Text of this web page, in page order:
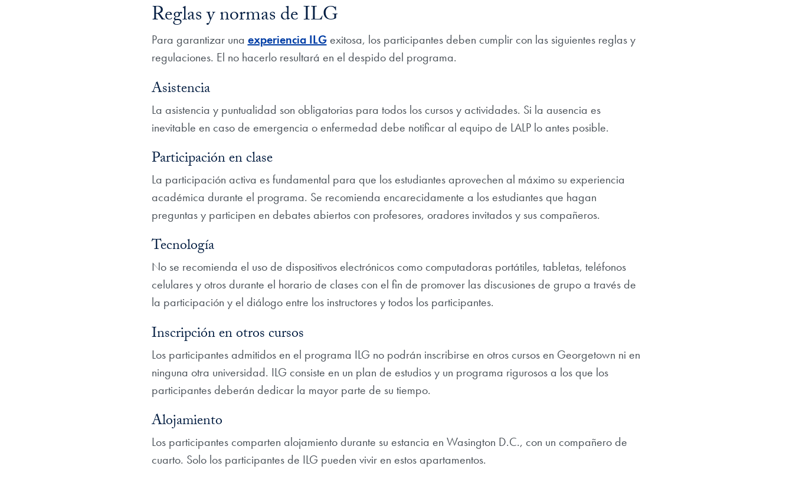
Reglas y normas de ILG
Para garantizar una experiencia ILGexitosa, los participantes deben cumplir con las siguientes reglas y
regulaciones. El no hacerlo resultará en el despido del programa.
Asistencia
La asistencia y puntualidad son obligatorias para todos los cursos y actividades. Si la ausencia es
inevitable en caso de emergencia o enfermedad debe notificar al equipo de LALP lo antes posible.
Participación en clase
La participación activa es fundamental para que los estudiantes aprovechen al máximo su experiencia
académica durante el programa. Se recomienda encarecidamente a los estudiantes que hagan
preguntas y participen en debates abiertos con profesores, oradores invitados y sus compañeros.
Tecnología
No se recomienda el uso de dispositivos electrónicos como computadoras portátiles, tabletas, teléfonos
celulares y otros durante el horario de clases con el fin de promover las discusiones de grupo a través de
la participación y el diálogo entre los instructores y todos los participantes.
Inscripción en otros cursos
Los participantes admitidos en el programa ILG no podrán inscribirse en otros cursos en Georgetown ni en
ninguna otra universidad. ILG consiste en un plan de estudios y un programa rigurosos a los que los
participantes deberán dedicar la mayor parte de su tiempo.
Alojamiento
Los participantes comparten alojamiento durante su estancia en Wasington D.C., con un compañero de
cuarto. Solo los participantes de ILG pueden vivir en estos apartamentos.